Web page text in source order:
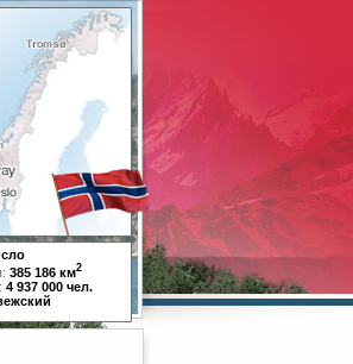
385 186 км2
4 937 000 чел.